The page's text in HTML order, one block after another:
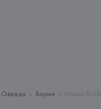
Одежда Блузки Блузка